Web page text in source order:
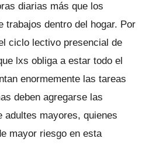
diarias más que los
trabajos dentro del hogar. Por
ciclo lectivo presencial de
lxs obliga a estar todo el
enormemente las tareas
deben agregarse las
adultes mayores, quienes
mayor riesgo en esta